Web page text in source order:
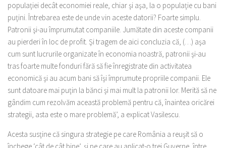
populaţiei decât economiei reale, chiar şi aşa, la o populaţie cu bani
puţini. Întrebarea este de unde vin aceste datorii? Foarte simplu.
Patronii şi-au împrumutat companiile. Jumătate din aceste companii
au pierderi în loc de profit. Şi tragem de aici concluzia că, (…) aşa
cum sunt lucrurile organizate în economia noastră, patronii şi-au
tras foarte multe fonduri fără să fie înregistrate din activitatea
economică şi au acum bani să îşi împrumute propriile companii. Ele
sunt datoare mai puţin la bănci şi mai mult la patronii lor. Merită să ne
gândim cum rezolvăm această problemă pentru că, înaintea oricărei
strategii, asta este o mare problemă’, a explicat Vasilescu.
Acesta susţine că singura strategie pe care România a reuşit să o